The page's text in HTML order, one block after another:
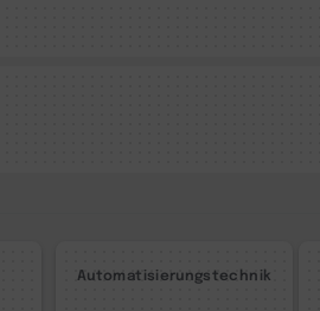
Automatisierungstechnik